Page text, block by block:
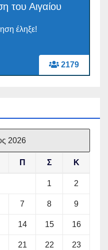
2179
του Αιγαίου
έληξε!
2026
Π Σ Κ
1 2
7 8 9
14 15 16
21 22 23